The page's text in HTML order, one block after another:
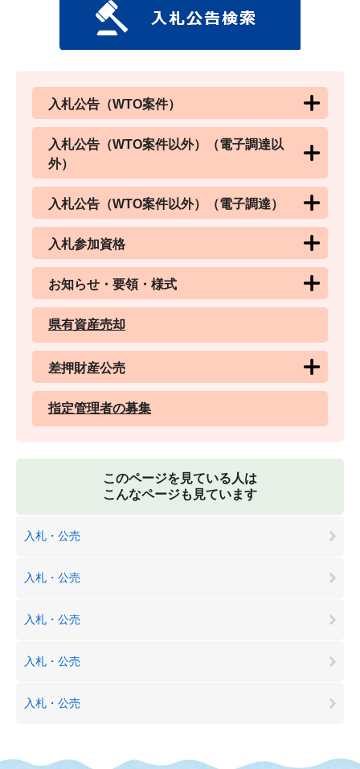
入札公告（WTO案件）
入札公告（WTO案件以外）（電子調達以
外）
入札公告（WTO案件以外）（電子調達）
入札参加資格
お知らせ・要領・様式
県有資産売却
差押財産公売
指定管理者の募集
このページを見ている人は
こんなページも見ています
入札・公売
入札・公売
入札・公売
入札・公売
入札・公売